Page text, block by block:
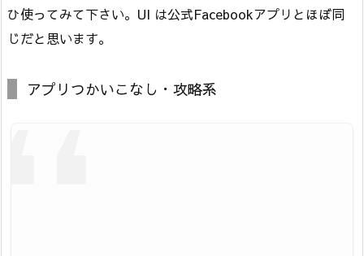
ひ使ってみて下さい。UI は公式Facebookアプリとほぼ同
じだと思います。
アプリつかいこなし・攻略系